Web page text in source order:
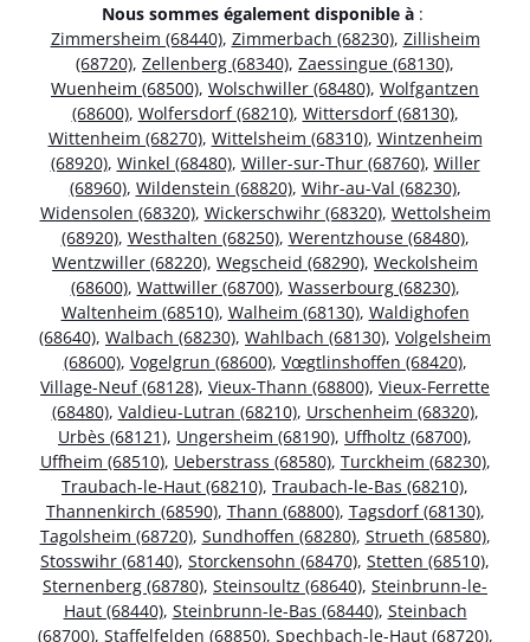
Nous sommes également disponible à :
Zimmersheim (68440), Zimmerbach (68230), Zillisheim
(68720), Zellenberg (68340), Zaessingue (68130),
Wuenheim (68500), Wolschwiller (68480), Wolfgantzen
(68600), Wolfersdorf (68210), Wittersdorf (68130),
Wittenheim (68270), Wittelsheim (68310), Wintzenheim
(68920), Winkel (68480), Willer-sur-Thur (68760), Willer
(68960), Wildenstein (68820), Wihr-au-Val (68230),
Widensolen (68320), Wickerschwihr (68320), Wettolsheim
(68920), Westhalten (68250), Werentzhouse (68480),
Wentzwiller (68220), Wegscheid (68290), Weckolsheim
(68600), Wattwiller (68700), Wasserbourg (68230),
Waltenheim (68510), Walheim (68130), Waldighofen
(68640), Walbach (68230), Wahlbach (68130), Volgelsheim
(68600), Vogelgrun (68600), Vœgtlinshoffen (68420),
Village-Neuf (68128), Vieux-Thann (68800), Vieux-Ferrette
(68480), Valdieu-Lutran (68210), Urschenheim (68320),
Urbès (68121), Ungersheim (68190), Uffholtz (68700),
Uffheim (68510), Ueberstrass (68580), Turckheim (68230),
Traubach-le-Haut (68210), Traubach-le-Bas (68210),
Thannenkirch (68590), Thann (68800), Tagsdorf (68130),
Tagolsheim (68720), Sundhoffen (68280), Strueth (68580),
Stosswihr (68140), Storckensohn (68470), Stetten (68510),
Sternenberg (68780), Steinsoultz (68640), Steinbrunn-le-
Haut (68440), Steinbrunn-le-Bas (68440), Steinbach
(68700), Staffelfelden (68850), Spechbach-le-Haut (68720),